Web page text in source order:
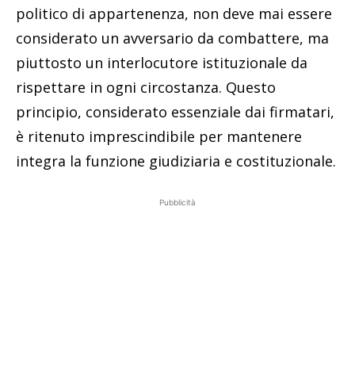
politico di appartenenza, non deve mai essere
considerato un avversario da combattere, ma
piuttosto un interlocutore istituzionale da
rispettare in ogni circostanza. Questo
principio, considerato essenziale dai firmatari,
è ritenuto imprescindibile per mantenere
integra la funzione giudiziaria e costituzionale.
Pubblicità